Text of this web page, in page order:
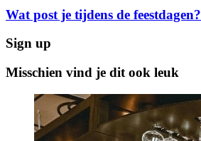
Wat post je tijdens de feestdagen?
Sign up
Misschien vind je dit ook leuk